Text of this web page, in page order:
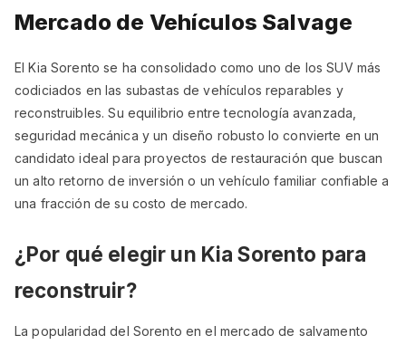
Mercado de Vehículos Salvage
El Kia Sorento se ha consolidado como uno de los SUV más
codiciados en las subastas de vehículos reparables y
reconstruibles. Su equilibrio entre tecnología avanzada,
seguridad mecánica y un diseño robusto lo convierte en un
candidato ideal para proyectos de restauración que buscan
un alto retorno de inversión o un vehículo familiar confiable a
una fracción de su costo de mercado.
¿Por qué elegir un Kia Sorento para
reconstruir?
La popularidad del Sorento en el mercado de salvamento